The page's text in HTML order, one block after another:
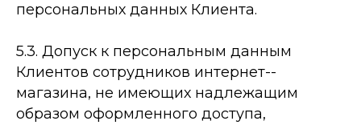
персональных данных Клиента.
5.3. Допуск к персональным данным
Клиентов сотрудников интернет-­
магазина, не имеющих надлежащим
образом оформленного доступа,